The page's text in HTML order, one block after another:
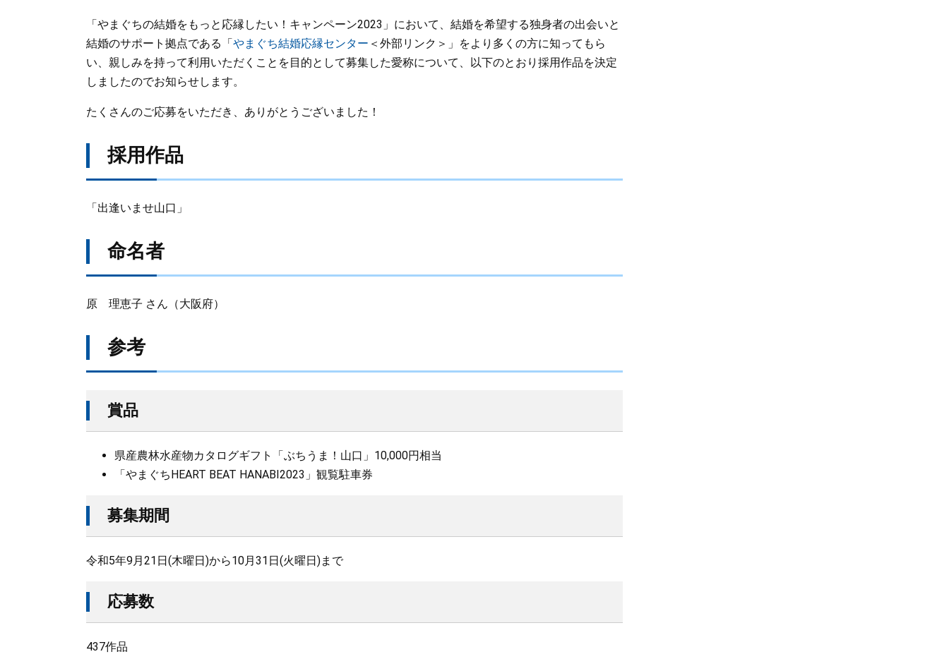
「やまぐちの結婚をもっと応縁したい！キャンペーン2023」において、結婚を希望する独身者の出会いと
結婚のサポート拠点である「やまぐち結婚応縁センター ＜外部リンク＞ 」をより多くの方に知ってもら
い、親しみを持って利用いただくことを目的として募集した愛称について、以下のとおり採用作品を決定
しましたのでお知らせします。
たくさんのご応募をいただき、ありがとうございました！
採用作品
「出逢いませ山口」
命名者
原 理恵子 さん（大阪府）
参考
賞品
県産農林水産物カタログギフト「ぶちうま！山口」10,000円相当
「やまぐちHEART BEAT HANABI2023」観覧駐車券
募集期間
令和5年9月21日(木曜日)から10月31日(火曜日)まで
応募数
437作品